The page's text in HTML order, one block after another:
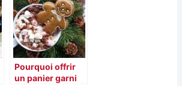
Pourquoi offrir
un panier garni